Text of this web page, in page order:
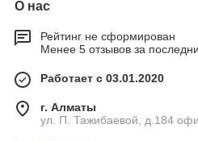
О нас
Рейтинг не сформирован
Менее 5 отзывов за
Работает с 03.01.2020
г. Алматы
ул. П. Тажибаевой, д.184